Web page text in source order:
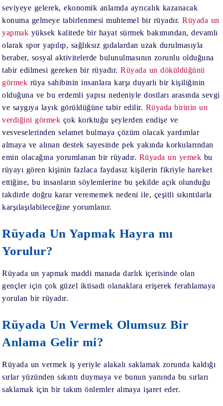
seviyeye gelerek, ekonomik anlamda ayrıcalık kazanacak
konuma gelmeye tabirlenmesi muhtemel bir rüyadır.Rüyada un
yapmak yüksek kalitede bir hayat sürmek bakımından, devamlı
olarak spor yapılıp, sağlıksız gıdalardan uzak durulmasıyla
beraber, sosyal aktivitelerde bulunulmasının zorunlu olduğuna
tabir edilmesi gereken bir rüyadır.Rüyada un döküldüğünü
görmek rüya sahibinin insanlara karşı duyarlı bir kişiliğinin
olduğuna ve bu erdemli yapısı nedeniyle dostları arasında sevgi
ve saygıya layık görüldüğüne tabir edilir. Rüyada birinin un
verdiğini görmek çok korktuğu şeylerden endişe ve
vesveselerinden selamet bulmaya çözüm olacak yardımlar
almaya ve alınan destek sayesinde pek yakında korkularından
emin olacağına yorumlanan bir rüyadır. Rüyada un yemek bu
rüyayı gören kişinin fazlaca faydasız kişilerin fikriyle hareket
ettiğine, bu insanların söylemlerine bu şekilde açık olunduğu
takdirde doğru karar verememek nedeni ile, çeşitli sıkıntılarla
karşılaşılabileceğine yorumlanır.
Rüyada Un Yapmak Hayra mı
Yorulur?
Rüyada un yapmak maddi manada darlık içerisinde olan
gençler için çok güzel iktisadi olanaklara erişerek ferahlamaya
yorulan bir rüyadır.
Rüyada Un Vermek Olumsuz Bir
Anlama Gelir mi?
Rüyada un vermek iş yeriyle alakalı saklamak zorunda kaldığı
sırlar yüzünden sıkıntı duymaya ve bunun yanında bu sırları
saklamak için bir takım önlemler almaya işaret eder.